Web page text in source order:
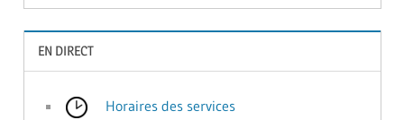
EN DIRECT
Horaires des services